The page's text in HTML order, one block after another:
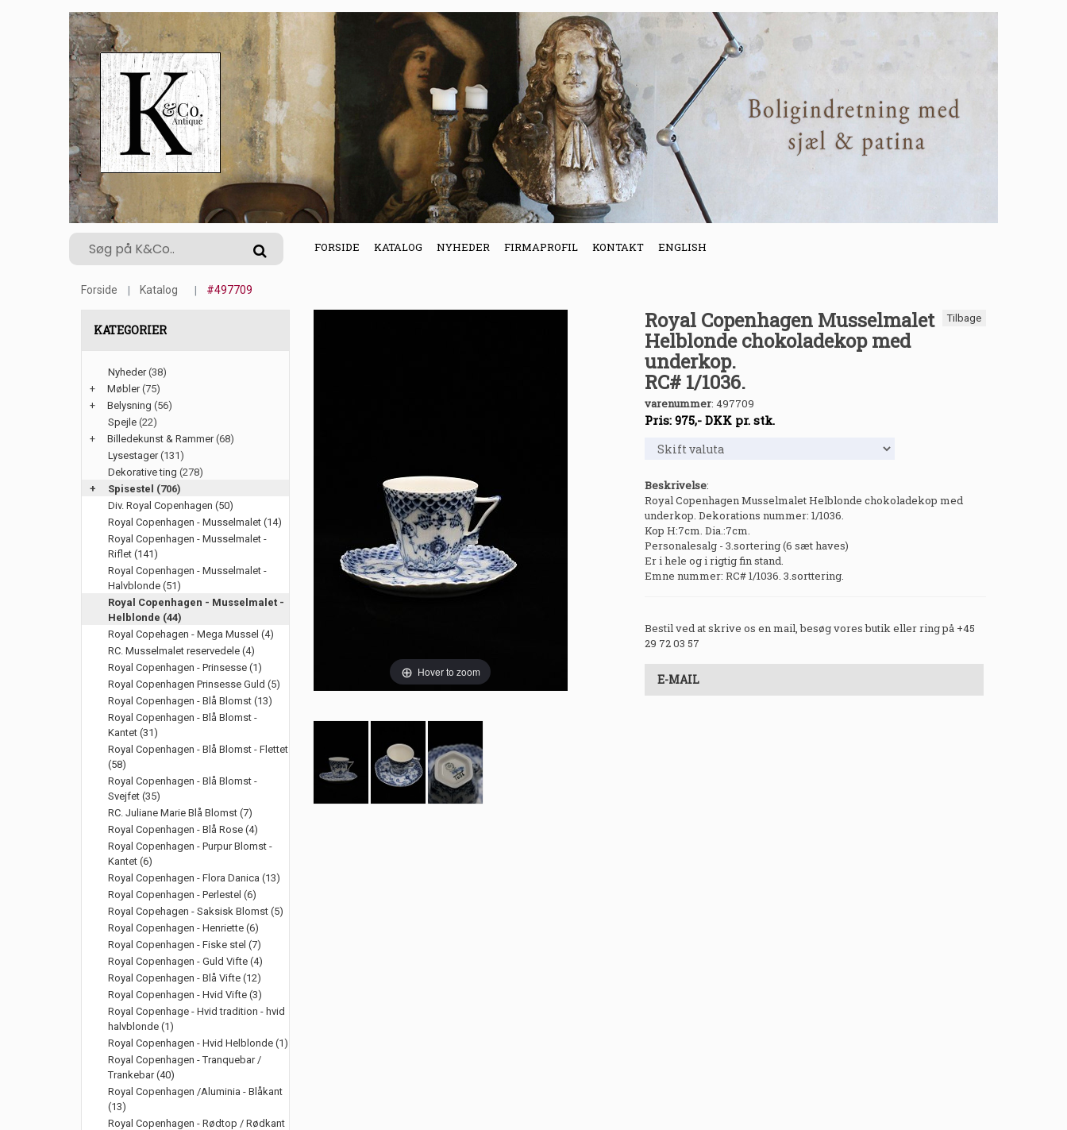
FORSIDE KATALOG NYHEDER FIRMAPROFIL KONTAKT ENGLISH
Forside Katalog #497709
KATEGORIER
Nyheder(38)
+
Møbler(75)
+
Belysning (56)
Spejle (22)
+
Billedekunst & Rammer(68)
Lysestager(131)
Dekorative ting (278)
+
Spisestel (706)
Div. Royal Copenhagen (50)
Royal Copenhagen - Musselmalet (14)
Royal Copenhagen - Musselmalet -
Riflet (141)
Royal Copenhagen - Musselmalet -
Halvblonde (51)
Royal Copenhagen - Musselmalet -
Helblonde (44)
Royal Copehagen - Mega Mussel (4)
RC. Musselmalet reservedele (4)
Royal Copenhagen - Prinsesse (1)
Royal Copenhagen Prinsesse Guld (5)
Royal Copenhagen - Blå Blomst (13)
Royal Copenhagen - Blå Blomst -
Kantet (31)
Royal Copenhagen - Blå Blomst - Flettet
(58)
Royal Copenhagen - Blå Blomst -
Svejfet (35)
RC. Juliane Marie Blå Blomst (7)
Royal Copenhagen - Blå Rose (4)
Royal Copenhagen - Purpur Blomst -
Kantet (6)
Royal Copenhagen - Flora Danica (13)
Royal Copenhagen - Perlestel (6)
Royal Copehagen - Saksisk Blomst (5)
Royal Copenhagen - Henriette (6)
Royal Copenhagen - Fiske stel (7)
Royal Copenhagen - Guld Vifte (4)
Royal Copenhagen - Blå Vifte (12)
Royal Copenhagen - Hvid Vifte (3)
Royal Copenhage - Hvid tradition - hvid
halvblonde (1)
Royal Copenhagen - Hvid Helblonde (1)
Royal Copenhagen - Tranquebar /
Trankebar (40)
Royal Copenhagen /Aluminia - Blåkant
(13)
Royal Copenhagen - Rødtop / Rødkant
Hover to zoom
Tilbage
Royal Copenhagen Musselmalet
Helblonde chokoladekop med
underkop.
RC# 1/1036.
varenummer: 497709
Pris: 975,- DKKpr. stk.
Beskrivelse:
Royal Copenhagen Musselmalet Helblonde chokoladekop med
underkop. Dekorations nummer: 1/1036.
Kop H:7cm. Dia.:7cm.
Personalesalg - 3.sortering (6 sæt haves)
Er i hele og i rigtig fin stand.
Emne nummer: RC# 1/1036. 3.sorttering.
Bestil ved at skrive os en mail, besøg vores butik eller ring på +45
29 72 03 57
E-MAIL